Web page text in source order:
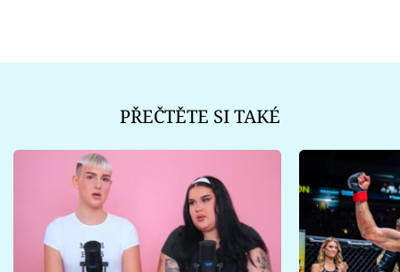
PŘEČTĚTE SI TAKÉ